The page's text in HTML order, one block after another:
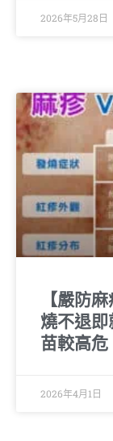
2026年5月28日
【嚴防
燒不退
苗較高危
2026年4月1日